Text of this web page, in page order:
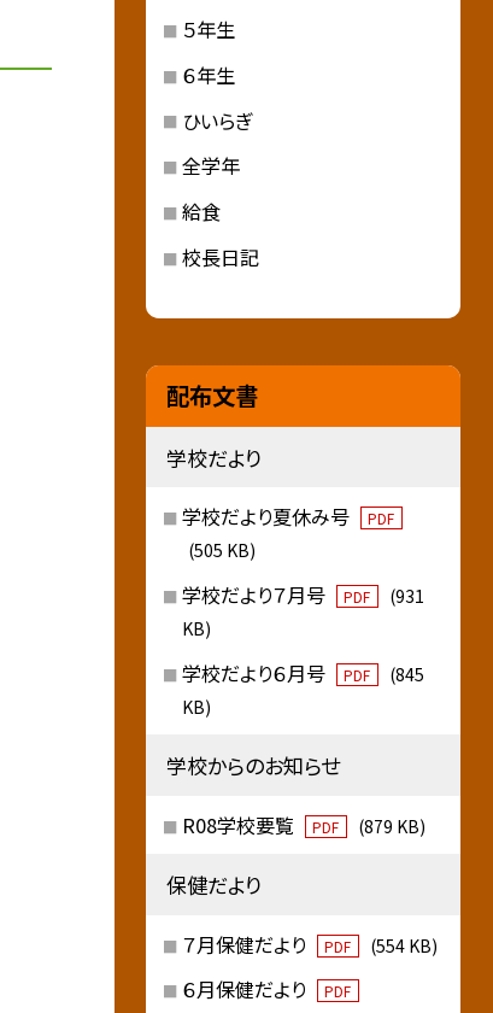
５年生
６年生
ひいらぎ
全学年
給食
校長日記
配布文書
学校だより
学校だより夏休み号 PDF
(505 KB)
学校だより７月号 PDF
(931
KB)
学校だより６月号 PDF
(845
KB)
学校からのお知らせ
R08学校要覧 PDF (879 KB)
保健だより
７月保健だより PDF (554 KB)
６月保健だより PDF